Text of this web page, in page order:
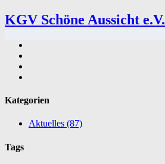
KGV Schöne Aussicht e.V.
Kategorien
Aktuelles (87)
Tags